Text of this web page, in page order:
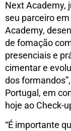
Next Academy,
seu parceiro
Academy,
de fomação
presenciais e
cimentar e
dos
Portugal, em
hoje ao Check-
“É importante